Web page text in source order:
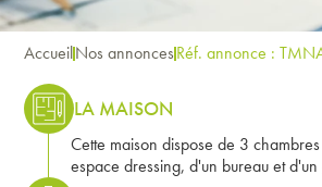
AccueilNos annoncesRéf. annonce :
LA MAISON
Cette maison dispose de 3
espace dressing, d'un bureau et